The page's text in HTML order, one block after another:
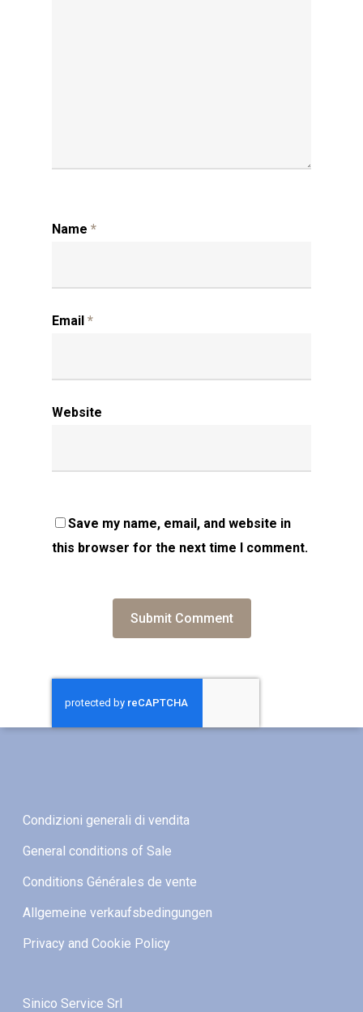
Name *
Email *
Website
Save my name, email, and website in
this browser for the next time I comment.
Condizioni generali di vendita
General conditions of Sale
Conditions Générales de vente
Allgemeine verkaufsbedingungen
Privacy and Cookie Policy
Sinico Service Srl